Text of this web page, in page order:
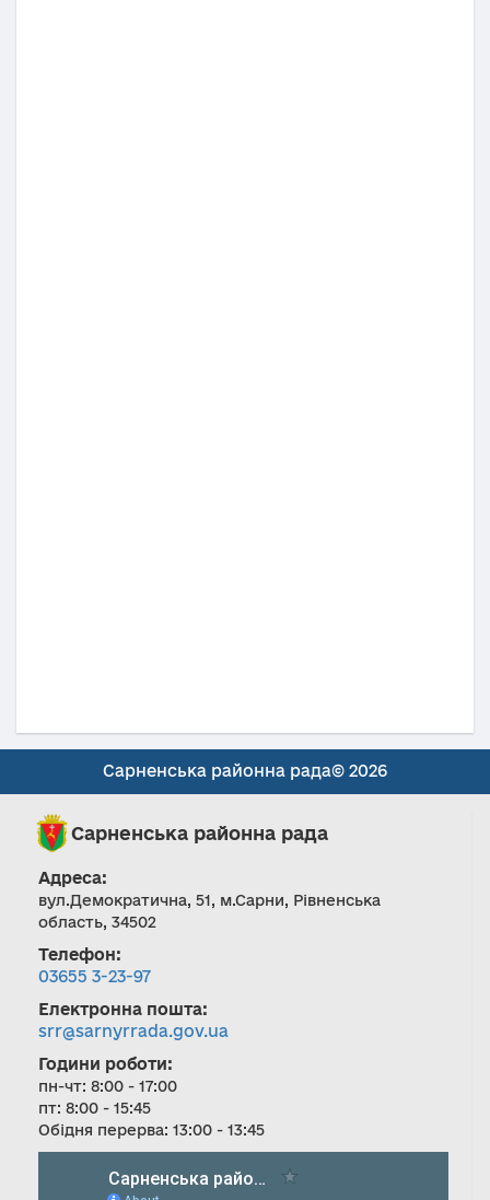
Сарненська районна рада© 2026
Сарненська районна рада
Адреса:
вул.Демократична, 51, м.Сарни, Рівненська
область, 34502
Телефон:
03655 3-23-97
Електронна пошта:
srr@sarnyrrada.gov.ua
Години роботи:
пн-чт: 8:00 - 17:00
пт: 8:00 - 15:45
Обідня перерва: 13:00 - 13:45